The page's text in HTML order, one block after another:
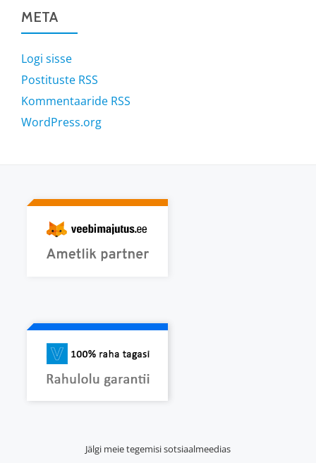
META
Logi sisse
Postituste RSS
Kommentaaride RSS
WordPress.org
Jälgi meie tegemisi sotsiaalmeedias